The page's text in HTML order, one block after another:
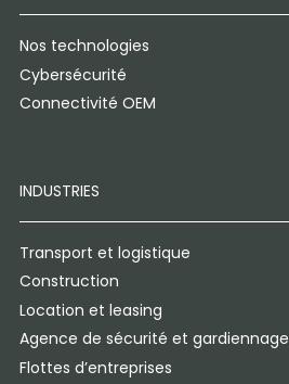
Nos technologies
Cybersécurité
Connectivité OEM
INDUSTRIES
Transport et logistique
Construction
Location et leasing
Agence de sécurité et gardiennage
Flottes d’entreprises